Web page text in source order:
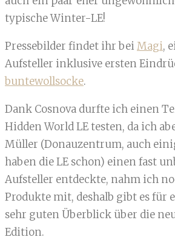
typische Winter-LE!
Pressebilder findet ihr bei Magi,
Aufsteller inklusive ersten
buntewollsocke.
Dank Cosnova durfte ich einen
Hidden World LE testen, da ich
Müller (Donauzentrum, auch
haben die LE schon) einen fast
Aufsteller entdeckte, nahm ich
Produkte mit, deshalb gibt es für
sehr guten Überblick über die
Edition.